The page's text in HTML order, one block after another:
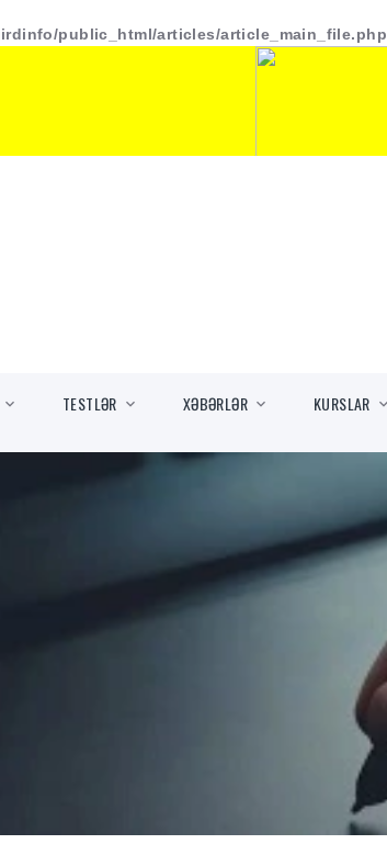
public_html/articles/article_main_file.php
TESTLƏR XƏBƏRLƏR KURSLAR